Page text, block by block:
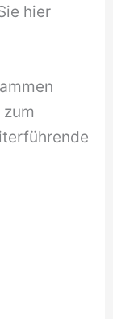
hier